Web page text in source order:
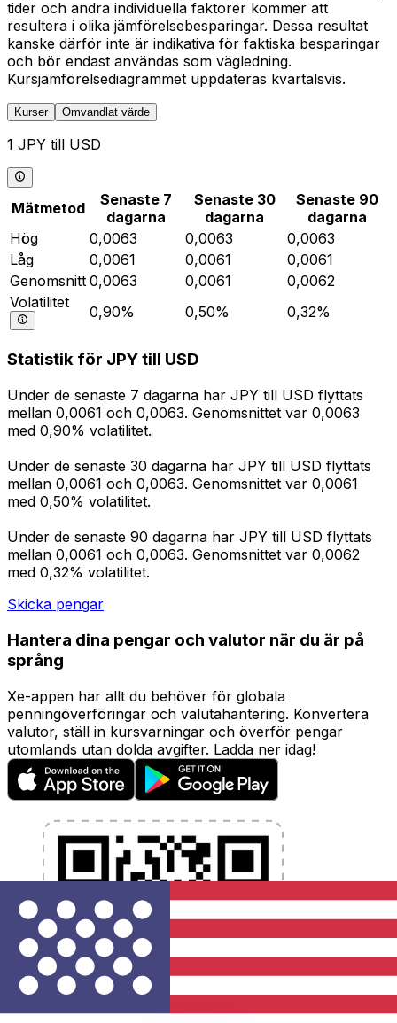
tider och andra individuella faktorer kommer att
resultera i olika jämförelsebesparingar. Dessa resultat
kanske därför inte är indikativa för faktiska besparingar
och bör endast användas som vägledning.
Kursjämförelsediagrammet uppdateras kvartalsvis.
Kurser Omvandlat värde
1 JPY till USD
Mätmetod
Senaste 7
dagarna
Senaste 30
dagarna
Senaste 90
dagarna
Hög
0,0063 0,0063
0,0063
Låg
0,0061 0,0061
0,0061
Genomsnitt 0,0063 0,0061
0,0062
Volatilitet
0,90% 0,50% 0,32%
Statistik för JPY till USD
Under de senaste 7 dagarna har JPY till USD flyttats
mellan 0,0061 och 0,0063. Genomsnittet var 0,0063
med 0,90% volatilitet.
Under de senaste 30 dagarna har JPY till USD flyttats
mellan 0,0061 och 0,0063. Genomsnittet var 0,0061
med 0,50% volatilitet.
Under de senaste 90 dagarna har JPY till USD flyttats
mellan 0,0061 och 0,0063. Genomsnittet var 0,0062
med 0,32% volatilitet.
Skicka pengar
Hantera dina pengar och valutor när du är på
språng
Xe-appen har allt du behöver för globala
penningöverföringar och valutahantering. Konvertera
valutor, ställ in kursvarningar och överför pengar
utomlands utan dolda avgifter. Ladda ner idag!